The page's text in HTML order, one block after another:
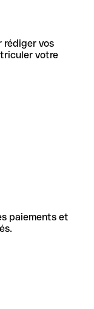
rédiger vos
votre
paiements et